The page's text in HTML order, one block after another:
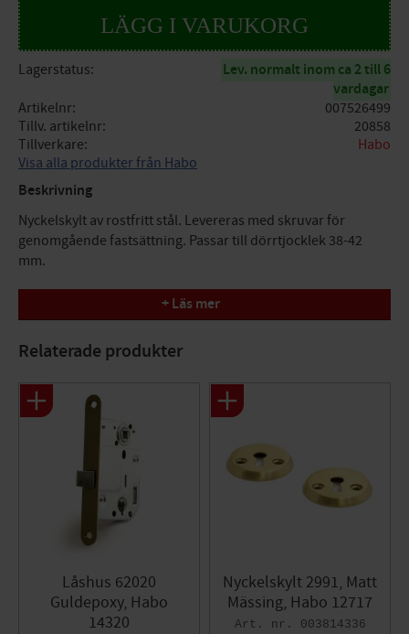
Lagerstatus
Lev. normalt inom ca 2 till 6
vardagar
Artikelnr
007526499
Tillv. artikelnr
20858
Tillverkare
Habo
Visa alla produkter från Habo
Beskrivning
Nyckelskylt av rostfritt stål. Levereras med skruvar för
genomgående fastsättning. Passar till dörrtjocklek 38-42
mm.
Mått : Diameter= 50mm
+ Läs mer
Relaterade produkter
Låshus 62020
Guldepoxy, Habo
14320
Nyckelskylt 2991, Matt
Mässing, Habo 12717
003814336